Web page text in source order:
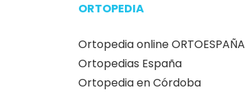
ORTOPEDIA
Ortopedia online ORTOESPAÑA
Ortopedias España
Ortopedia en Córdoba